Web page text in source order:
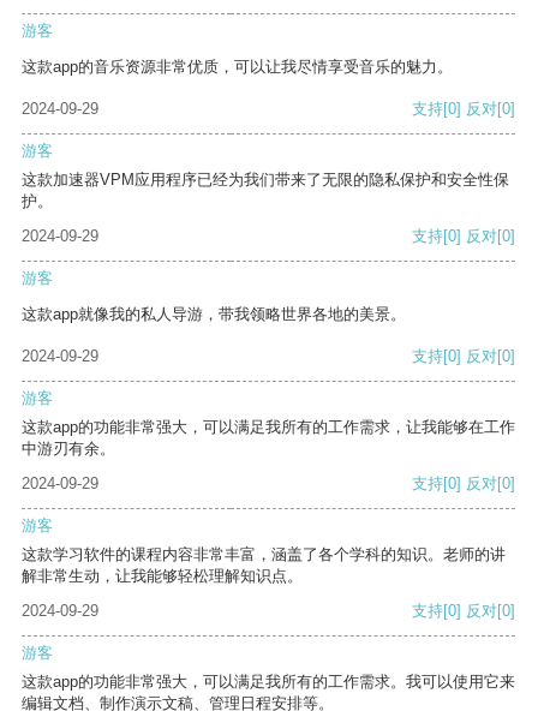
游客
这款app的音乐资源非常优质，可以让我尽情享受音乐的魅力。
2024-09-29 支持[0] 反对[0]
游客
这款加速器VPM应用程序已经为我们带来了无限的隐私保护和安全性保
护。
2024-09-29
支持[0] 反对[0]
游客
这款app就像我的私人导游，带我领略世界各地的美景。
2024-09-29 支持[0] 反对[0]
游客
这款app的功能非常强大，可以满足我所有的工作需求，让我能够在工作
中游刃有余。
2024-09-29
支持[0] 反对[0]
游客
这款学习软件的课程内容非常丰富，涵盖了各个学科的知识。老师的讲
解非常生动，让我能够轻松理解知识点。
2024-09-29
支持[0] 反对[0]
游客
这款app的功能非常强大，可以满足我所有的工作需求。我可以使用它来
编辑文档、制作演示文稿、管理日程安排等。